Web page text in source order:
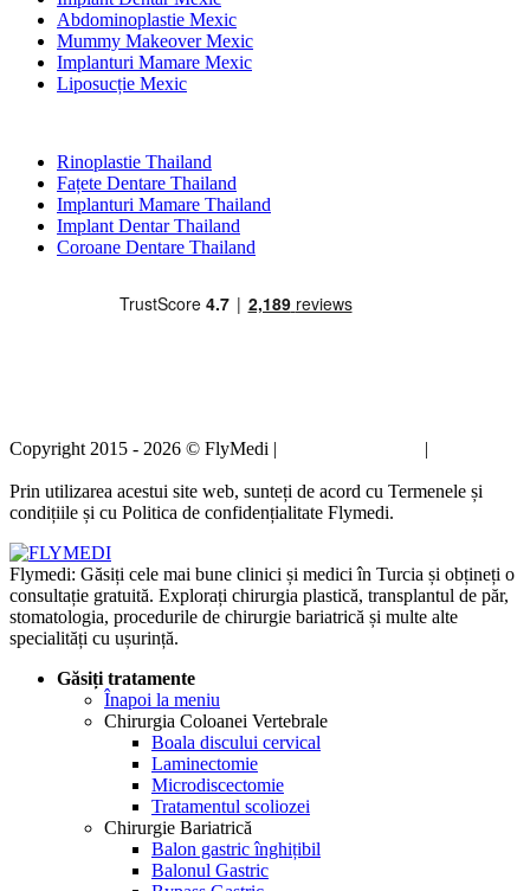
Abdominoplastie Mexic
Mummy Makeover Mexic
Implanturi Mamare Mexic
Liposucție Mexic
Rinoplastie Thailand
Fațete Dentare Thailand
Implanturi Mamare Thailand
Implant Dentar Thailand
Coroane Dentare Thailand
Copyright 2015 - 2026 © FlyMedi | |
Prin utilizarea acestui site web, sunteți de acord cu Termenele și
condițiile și cu Politica de confidențialitate Flymedi.
Flymedi: Găsiți cele mai bune clinici și medici în Turcia și obțineți o
consultație gratuită. Explorați chirurgia plastică, transplantul de păr,
stomatologia, procedurile de chirurgie bariatrică și multe alte
specialități cu ușurință.
Găsiți tratamente
Înapoi la meniu
Chirurgia Coloanei Vertebrale
Boala discului cervical
Laminectomie
Microdiscectomie
Tratamentul scoliozei
Chirurgie Bariatrică
Balon gastric înghițibil
Balonul Gastric